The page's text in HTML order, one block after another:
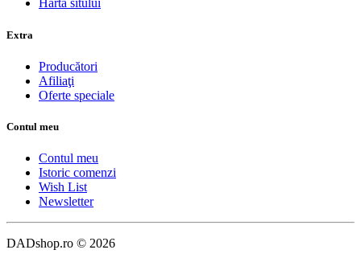
Harta sitului
Extra
Producători
Afiliaţi
Oferte speciale
Contul meu
Contul meu
Istoric comenzi
Wish List
Newsletter
DADshop.ro © 2026